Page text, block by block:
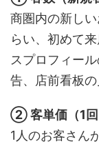
商圏内の新し
らい、初めて
スプロフィー
告、店前看板
② 客単価（1回
1人のお客さん